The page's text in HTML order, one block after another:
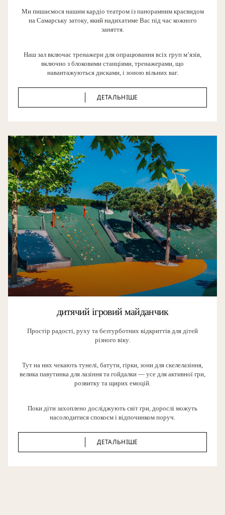
Ми пишаємося нашим кардіо театром із панорамним краєвидом
на Самарську затоку, який надихатиме Вас під час кожного
заняття.
Наш зал включає тренажери для опрацювання всіх груп м’язів,
включно з блоковими станціями, тренажерами, що
навантажуються дисками, і зоною вільних ваг.
ДЕТАЛЬНІШЕ
ДЕТАЛЬНІШЕ
дитячий ігровий майданчик
Простір радості, руху та безтурботних відкриттів для дітей
різного віку.
Тут на них чекають тунелі, батути, гірки, зони для скелелазіння,
велика павутинка для лазіння та гойдалки — усе для активної гри,
розвитку та щирих емоцій.
Поки діти захоплено досліджують світ гри, дорослі можуть
насолодитися спокоєм і відпочинком поруч.
ДЕТАЛЬНІШЕ
ДЕТАЛЬНІШЕ